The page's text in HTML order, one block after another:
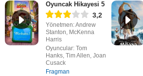
Oyuncak Hikayesi 5
3,2
Yönetmen: Andrew
Stanton, McKenna
Harris
Oyuncular: Tom
Hanks, Tim Allen, Joan
Cusack
Fragman